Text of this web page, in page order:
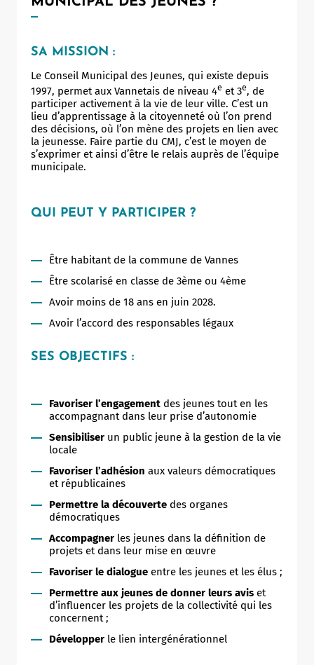
SA MISSION :
Le Conseil Municipal des Jeunes, qui existe depuis
1997, permet aux Vannetais de niveau 4e et 3e, de
participer activement à la vie de leur ville. C’est un
lieu d’apprentissage à la citoyenneté où l’on prend
des décisions, où l’on mène des projets en lien avec
la jeunesse. Faire partie du CMJ, c’est le moyen de
s’exprimer et ainsi d’être le relais auprès de l’équipe
municipale.
QUI PEUT Y PARTICIPER ?
Être habitant de la commune de Vannes
Être scolarisé en classe de 3ème ou 4ème
Avoir moins de 18 ans en juin 2028.
Avoir l’accord des responsables légaux
SES OBJECTIFS :
Favoriser l’engagement des jeunes tout en les
accompagnant dans leur prise d’autonomie
Sensibiliser un public jeune à la gestion de la vie
locale
Favoriser l’adhésion aux valeurs démocratiques
et républicaines
Permettre la découverte des organes
démocratiques
Accompagner les jeunes dans la définition de
projets et dans leur mise en œuvre
Favoriser le dialogue entre les jeunes et les élus ;
Permettre aux jeunes de donner leurs avis et
d’influencer les projets de la collectivité qui les
concernent ;
Développer le lien intergénérationnel